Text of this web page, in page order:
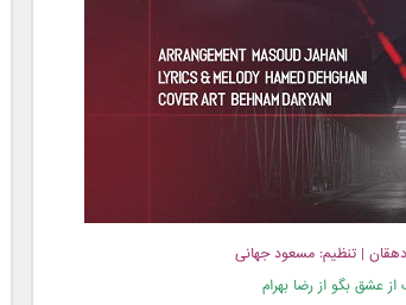
| تنظیم: مسعود جهانی
عشق بگو از رضا بهرام